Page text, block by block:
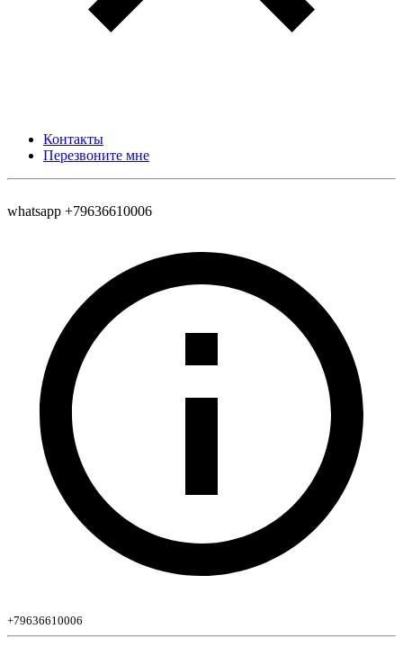
Контакты
Перезвоните мне
whatsapp +79636610006
+79636610006